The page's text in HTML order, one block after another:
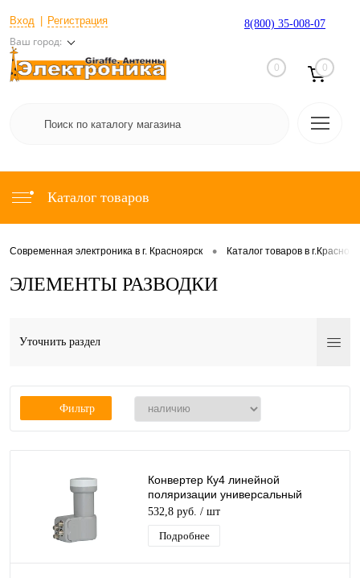
Вход Регистрация
Ваш город:
8(800) 35-008-07
0 0
Каталог товаров
Современная электроника в г. Красноярск • Каталог товаров в
ЭЛЕМЕНТЫ РАЗВОДКИ
Уточнить раздел
Фильтр
Конвертер Ку4 линейной
поляризации универсальный
(Eurosky UQP5) (AК54-ХT2E-F) на 4
вых Ку-4
532,8 руб. / шт
Подробнее